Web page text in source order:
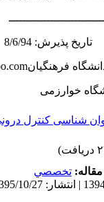
شناسی کنترل
تخصصي